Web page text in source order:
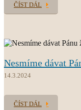
ČÍST DÁL
Nesmíme dávat
14.3.2024
ČÍST DÁL